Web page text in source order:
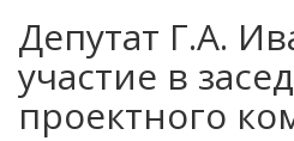
Депутат Г.А.
участие в
проектного